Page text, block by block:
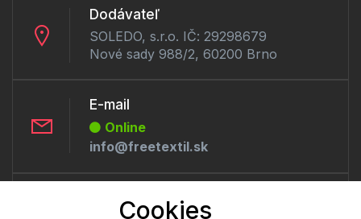
Dodávateľ
SOLEDO, s.r.o. IČ: 29298679
Nové sady 988/2, 60200 Brno
E-mail
Online
info@freetextil.sk
Telefón:Cookies